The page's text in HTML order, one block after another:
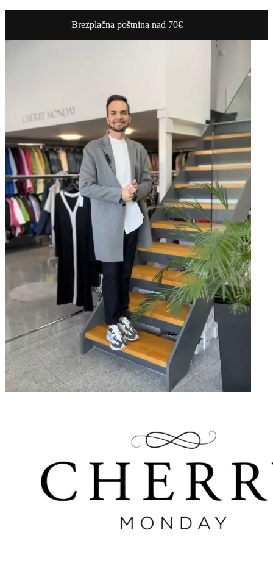
Brezplačna poštnina nad 70€